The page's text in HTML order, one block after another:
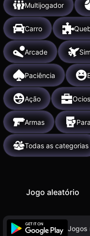
Multijogador
Carro
Arcade
Paciência
Ação
Armas
Todas as categorias
Jogo aleatório
Jogos